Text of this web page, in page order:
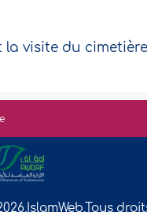
la visite du cimetière